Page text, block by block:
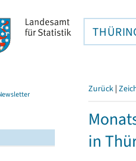
Zurück |
in